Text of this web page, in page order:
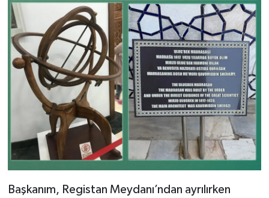
Başkanım, Registan Meydanı’ndan ayrılırken